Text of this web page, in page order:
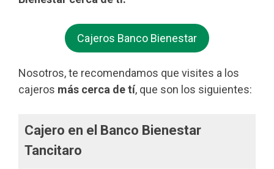
Cajeros Banco Bienestar
Nosotros, te recomendamos que visites a los
cajeros más cerca de tí, que son los siguientes:
Cajero en el Banco Bienestar
Tancitaro